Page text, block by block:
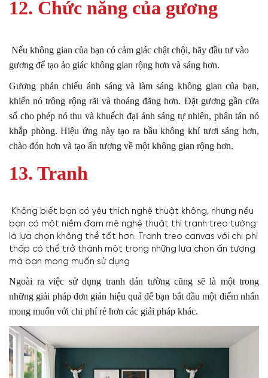
12. Chức năng của gương
Nếu không gian của bạn có cảm giác chật chội, hãy đầu tư vào
gương để tạo ảo giác không gian rộng hơn và sáng hơn.
Gương phản chiếu ánh sáng và làm sáng không gian của bạn,
khiến nó trông rộng rãi và thoáng đãng hơn. Đặt gương gần cửa
sổ cho phép nó thu và khuếch đại ánh sáng tự nhiên, phân tán nó
khắp phòng. Hiệu ứng này tạo ra bầu không khí tươi sáng hơn,
chào đón hơn và tạo ấn tượng về một không gian rộng hơn.
13. Tranh
Không biết bạn có yêu thích nghệ thuật không, nhưng nếu
bạn có một niềm đam mê nghệ thuật thì tranh treo tường
là lựa chọn không thể tốt hơn. Tranh treo canvas với chi phí
thấp có thể trở thành một trong những lựa chọn ấn tượng
mà bạn mong muốn sử dụng
Ngoài ra việc sử dụng tranh dán tường cũng sẽ là một trong
những giải pháp đơn giản hiệu quả để bạn bắt đầu một điểm nhấn
mong muốn với chi phí rẻ hơn các giải pháp khác.